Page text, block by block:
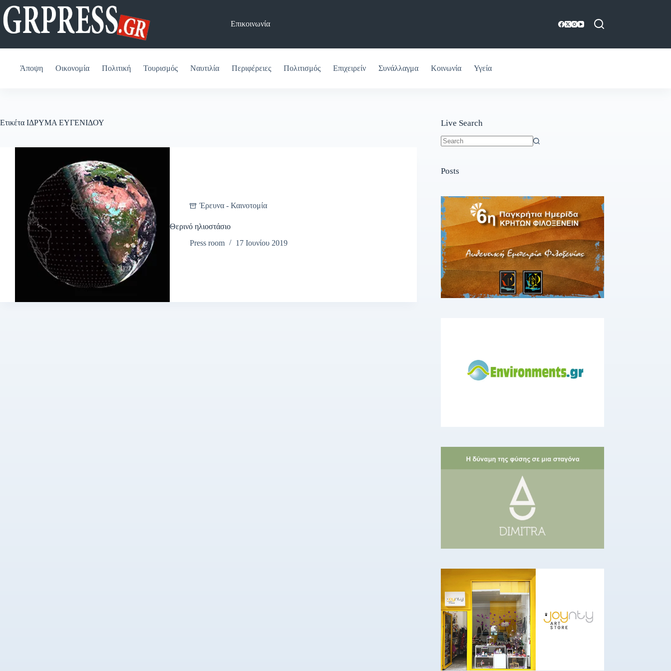
Μετάβαση
στο
περιεχόμενο
Επικοινωνία
Άποψη Οικονομία Πολιτική Τουρισμός Ναυτιλία Περιφέρειες Πολιτισμός Επιχειρείν Συνάλλαγμα Κοινωνία Υγεία
Ετικέτα ΙΔΡΥΜΑ ΕΥΓΕΝΙΔΟΥ
Έρευνα - Καινοτομία
Θερινό ηλιοστάσιο
Press room
17 Ιουνίου 2019
Live Search
Posts